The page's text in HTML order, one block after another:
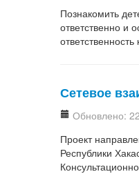
Познакомить
ответственно и
ответственность
Сетевое
Обновлено:
Проект
Республики